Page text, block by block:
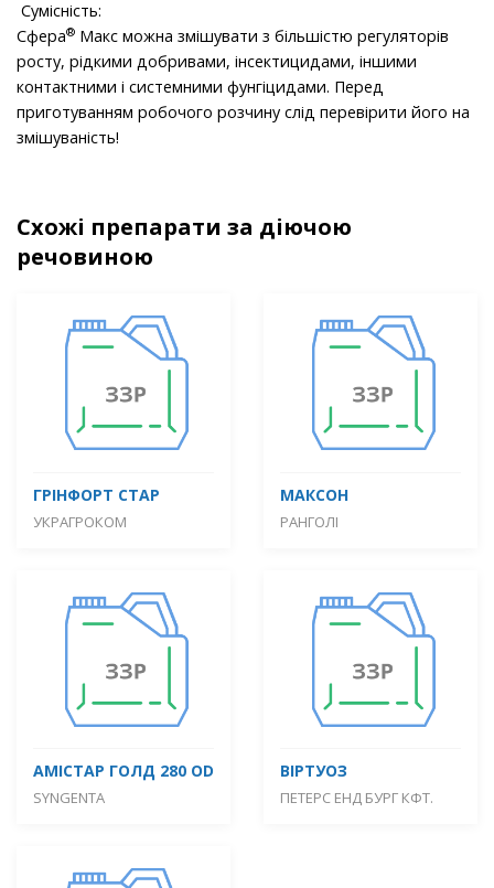
Сумісність:
Сфера® Макс можна змішувати з більшістю регуляторів
росту, рідкими добривами, інсектицидами, іншими
контактними і системними фунгіцидами. Перед
приготуванням робочого розчину слід перевірити його на
змішуваність!
Схожі препарати за діючою
речовиною
ГРІНФОРТ СТАР
УКРАГРОКОМ
МАКСОН
РАНГОЛІ
АМІСТАР ГОЛД 280 OD
SYNGENTA
ВІРТУОЗ
ПЕТЕРС ЕНД БУРГ КФТ.